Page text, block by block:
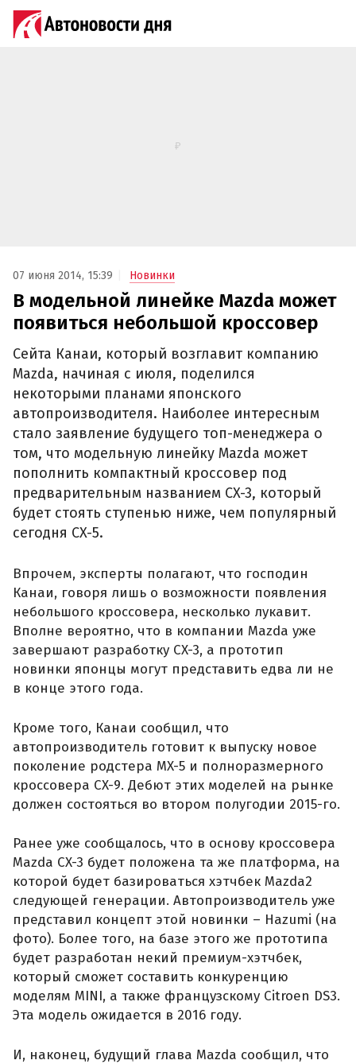
07 июня 2014, 15:39 Новинки
В модельной линейке Mazda может
появиться небольшой кроссовер
Сейта Канаи, который возглавит компанию
Mazda, начиная с июля, поделился
некоторыми планами японского
автопроизводителя. Наиболее интересным
стало заявление будущего топ-менеджера о
том, что модельную линейку Mazda может
пополнить компактный кроссовер под
предварительным названием CX-3, который
будет стоять ступенью ниже, чем популярный
сегодня CX-5.
Впрочем, эксперты полагают, что господин
Канаи, говоря лишь о возможности появления
небольшого кроссовера, несколько лукавит.
Вполне вероятно, что в компании Mazda уже
завершают разработку CX-3, а прототип
новинки японцы могут представить едва ли не
в конце этого года.
Кроме того, Канаи сообщил, что
автопроизводитель готовит к выпуску новое
поколение родстера MX-5 и полноразмерного
кроссовера CX-9. Дебют этих моделей на рынке
должен состояться во втором полугодии 2015-го.
Ранее уже сообщалось, что в основу кроссовера
Mazda CX-3 будет положена та же платформа, на
которой будет базироваться хэтчбек Mazda2
следующей генерации. Автопроизводитель уже
представил концепт этой новинки – Hazumi (на
фото). Более того, на базе этого же прототипа
будет разработан некий премиум-хэтчбек,
который сможет составить конкуренцию
моделям MINI, а также французскому Citroen DS3.
Эта модель ожидается в 2016 году.
И, наконец, будущий глава Mazda сообщил, что